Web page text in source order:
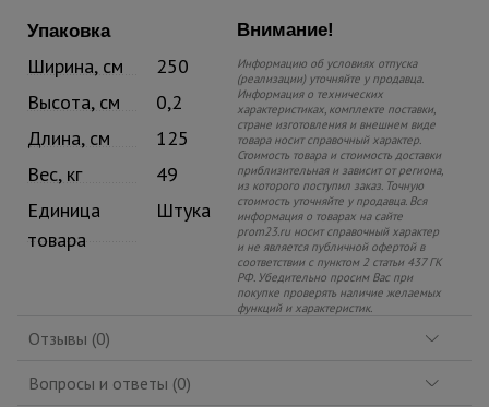
Упаковка
Ширина, см
250
Высота, см
0,2
Длина, см
125
Вес, кг
49
Единица
товара
Штука
Внимание!
Информацию об условиях отпуска
(реализации) уточняйте у продавца.
Информация о технических
характеристиках, комплекте поставки,
стране изготовления и внешнем виде
товара носит справочный характер.
Стоимость товара и стоимость доставки
приблизительная и зависит от региона,
из которого поступил заказ. Точную
стоимость уточняйте у продавца. Вся
информация о товарах на сайте
prom23.ru носит справочный характер
и не является публичной офертой в
соответствии с пунктом 2 статьи 437 ГК
РФ. Убедительно просим Вас при
покупке проверять наличие желаемых
функций и характеристик.
Отзывы (0)
Вопросы и ответы (0)